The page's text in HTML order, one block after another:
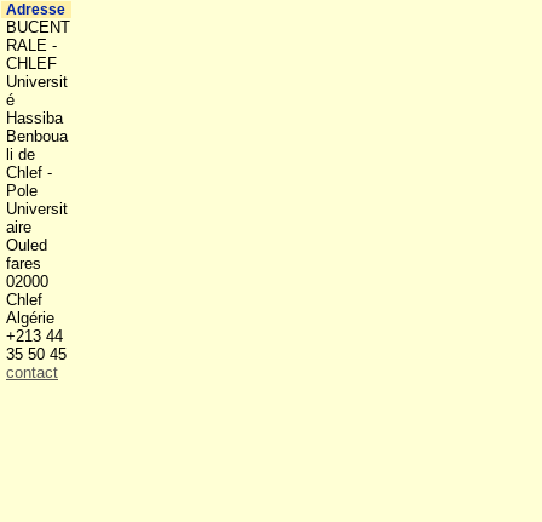
Adresse
BUCENT
RALE -
CHLEF
Universit
é
Hassiba
Benboua
li de
Chlef -
Pole
Universit
aire
Ouled
fares
02000
Chlef
Algérie
+213 44
35 50 45
contact